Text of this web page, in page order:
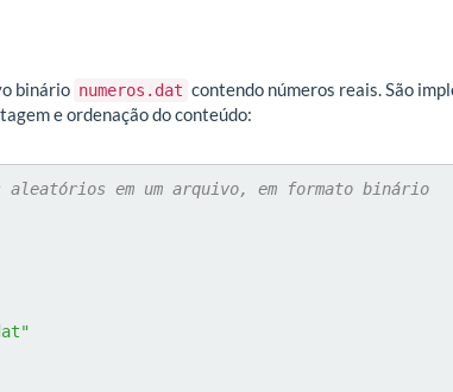
binário numeros.dat contendo números reais. São
e ordenação do conteúdo:
em um arquivo, em formato binário